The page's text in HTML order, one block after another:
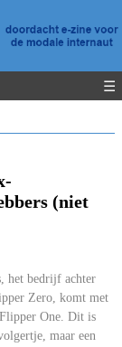
☰
(niet
het bedrijf achter
Zero, komt met
One. Dit is
maar een